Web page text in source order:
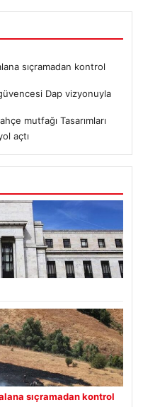
sıçramadan kontrol
Dap vizyonuyla
mutfağı Tasarımları
açtı
sıçramadan kontrol